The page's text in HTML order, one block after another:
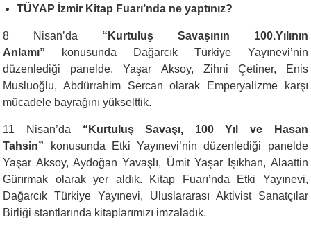
TÜYAP İzmir Kitap Fuarı’nda ne yaptınız?
8 Nisan’da “Kurtuluş Savaşının 100.Yılının
Anlamı” konusunda Dağarcık Türkiye Yayınevi’nin
düzenlediği panelde, Yaşar Aksoy, Zihni Çetiner, Enis
Musluoğlu, Abdürrahim Sercan olarak Emperyalizme karşı
mücadele bayrağını yükselttik.
11 Nisan’da “Kurtuluş Savaşı, 100 Yıl ve Hasan
Tahsin” konusunda Etki Yayınevi’nin düzenlediği panelde
Yaşar Aksoy, Aydoğan Yavaşlı, Ümit Yaşar Işıkhan, Alaattin
Gürırmak olarak yer aldık. Kitap Fuarı’nda Etki Yayınevi,
Dağarcık Türkiye Yayınevi, Uluslararası Aktivist Sanatçılar
Birliği stantlarında kitaplarımızı imzaladık.